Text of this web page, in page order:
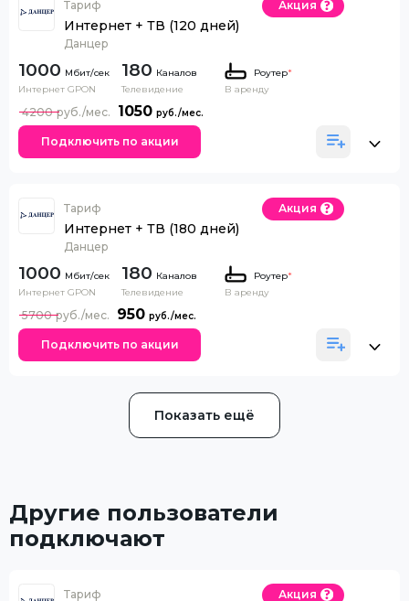
Тариф
Интернет + ТВ (120 дней)
Данцер
Акция
1000
Интернет GPON
180 Каналов
Телевидение
Роутер*
В аренду
1050
4200
Подключить по акции
Тариф
Интернет + ТВ (180 дней)
Данцер
Акция
1000
Интернет GPON
180 Каналов
Телевидение
Роутер*
В аренду
950
5700
Подключить по акции
Показать ещё
Другие пользователи
подключают
Тариф Акция